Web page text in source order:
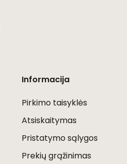
Informacija
Pirkimo taisyklės
Atsiskaitymas
Pristatymo sąlygos
Prekių grąžinimas